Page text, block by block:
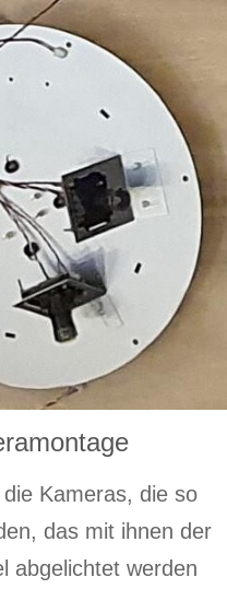
Kameras, die so
das mit ihnen der
abgelichtet werden